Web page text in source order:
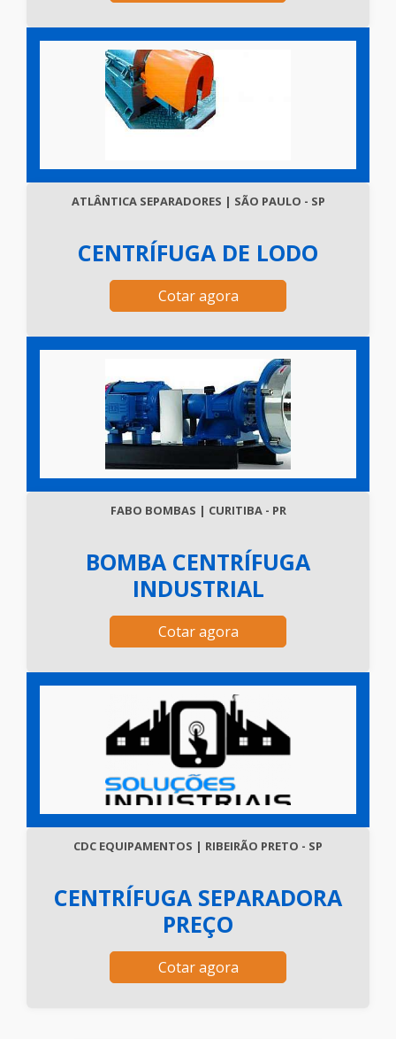
ATLÂNTICA SEPARADORES | SÃO PAULO - SP
CENTRÍFUGA DE LODO
Cotar agora
FABO BOMBAS | CURITIBA - PR
BOMBA CENTRÍFUGA
INDUSTRIAL
Cotar agora
CDC EQUIPAMENTOS | RIBEIRÃO PRETO - SP
CENTRÍFUGA SEPARADORA
PREÇO
Cotar agora